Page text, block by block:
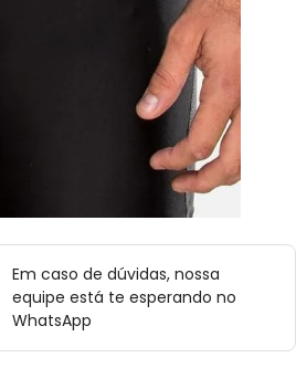
Em caso de dúvidas, nossa
equipe está te esperando no
WhatsApp